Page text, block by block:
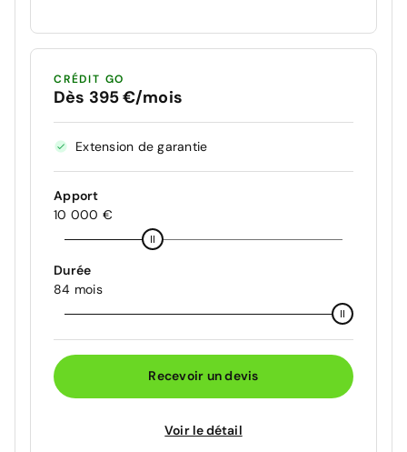
CRÉDIT GO
Dès 395 €/mois
Extension de garantie
Apport
10 000 €
Durée
84 mois
Recevoir un devis
Voir le détail